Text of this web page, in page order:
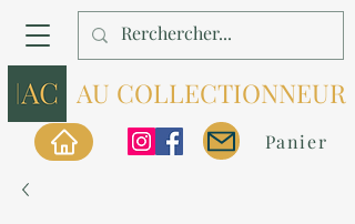
AU COLLECTIONNEUR
Panier